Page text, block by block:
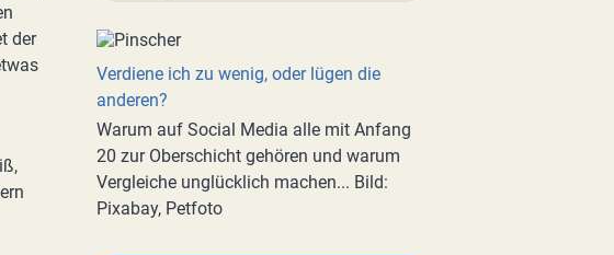
der
Verdiene ich zu wenig, oder lügen die
anderen?
Warum auf Social Media alle mit Anfang
20 zur Oberschicht gehören und warum
Vergleiche unglücklich machen... Bild:
Pixabay, Petfoto